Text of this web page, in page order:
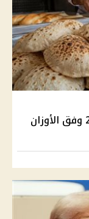
سعر رغيف الخبز السياحي والفينو 2026 وفق الأوزان